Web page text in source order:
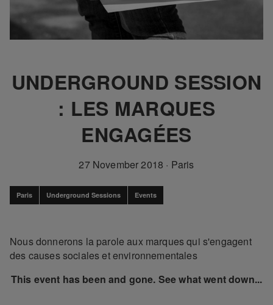
UNDERGROUND SESSION
: LES MARQUES
ENGAGÉES
27 November 2018 · Paris
Paris Underground Sessions Events
Nous donnerons la parole aux marques qui s'engagent
des causes sociales et environnementales
This event has been and gone. See what went down...